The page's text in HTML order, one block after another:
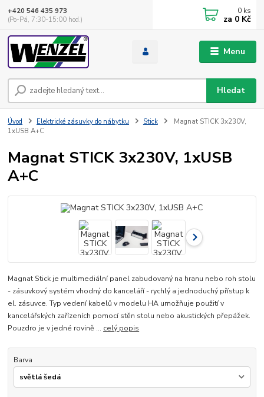
Menu
Hledat
+420 546 435 973
(Po-Pá, 7:30-15:00 hod.)
0 ks
za 0 Kč
Úvod Elektrické zásuvky do nábytku Stick
Magnat STICK 3x230V,
1xUSB A+C
Magnat STICK 3x230V, 1xUSB
A+C
Magnat Stick je multimediální panel zabudovaný na hranu nebo roh stolu
- zásuvkový systém vhodný do kanceláří - rychlý a jednoduchý přístup k
el. zásuvce. Typ vedení kabelů v modelu HA umožňuje použití v
kancelářských zařízeních pomocí stěn stolu nebo akustických přepážek.
Pouzdro je v jedné rovině ... celý popis
Barva